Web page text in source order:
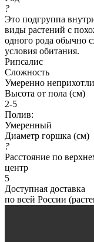
?
Это подгруппа
виды растений с
одного рода обычно
условия обитания.
Рипсалис
Сложность
Умеренно
Высота от пола (см)
2-5
Полив:
Умеренный
Диаметр горшка (см)
?
Расстояние по
центр
5
Доступная доставка
по всей России